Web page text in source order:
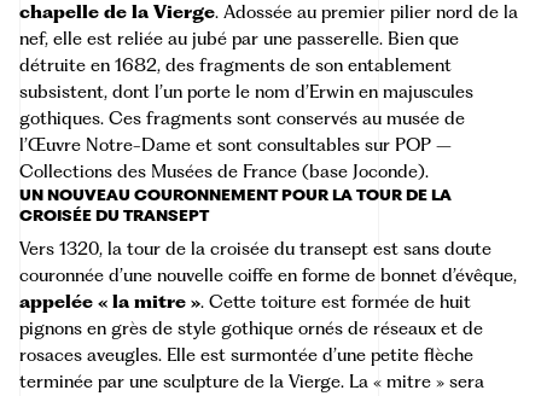
chapelle de la Vierge. Adossée au premier pilier nord de la
nef, elle est reliée au jubé par une passerelle. Bien que
détruite en 1682, des fragments de son entablement
subsistent, dont l’un porte le nom d’Erwin en majuscules
gothiques. Ces fragments sont conservés au musée de
l’Œuvre Notre-Dame et sont consultables sur POP –
Collections des Musées de France (base Joconde).
UN NOUVEAU COURONNEMENT POUR LA TOUR DE LA
CROISÉE DU TRANSEPT
Vers 1320, la tour de la croisée du transept est sans doute
couronnée d’une nouvelle coiffe en forme de bonnet d’évêque,
appelée « la mitre ». Cette toiture est formée de huit
pignons en grès de style gothique ornés de réseaux et de
rosaces aveugles. Elle est surmontée d’une petite flèche
terminée par une sculpture de la Vierge. La « mitre » sera